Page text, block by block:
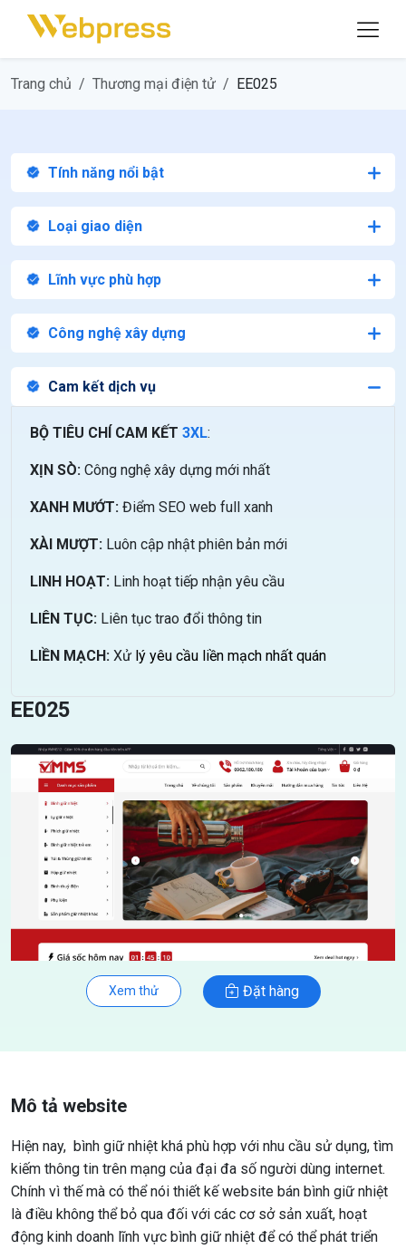
Trang chủ Thương mại điện tử EE025
Tính năng nổi bật
Loại giao diện
Lĩnh vực phù hợp
Công nghệ xây dựng
Cam kết dịch vụ
BỘ TIÊU CHÍ CAM KẾT 3XL:
XỊN SÒ: Công nghệ xây dựng mới nhất
XANH MƯỚT: Điểm SEO web full xanh
XÀI MƯỢT: Luôn cập nhật phiên bản mới
LINH HOẠT: Linh hoạt tiếp nhận yêu cầu
LIÊN TỤC: Liên tục trao đổi thông tin
LIỀN MẠCH: Xử lý yêu cầu liền mạch nhất quán
EE025
Xem thử Đặt hàng
Mô tả website
Hiện nay, bình giữ nhiệt khá phù hợp với nhu cầu sử dụng, tìm
kiếm thông tin trên mạng của đại đa số người dùng internet.
Chính vì thế mà có thể nói thiết kế website bán bình giữ nhiệt
là điều không thể bỏ qua đối với các cơ sở sản xuất, hoạt
động kinh doanh lĩnh vực bình giữ nhiệt để có thể phát triển